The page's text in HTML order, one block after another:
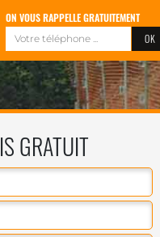
ON VOUS RAPPELLE GRATUITEMENT
GRATUIT